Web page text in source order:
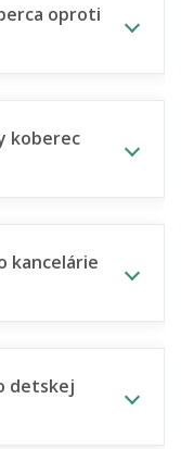
oproti
koberec
kancelárie
detskej